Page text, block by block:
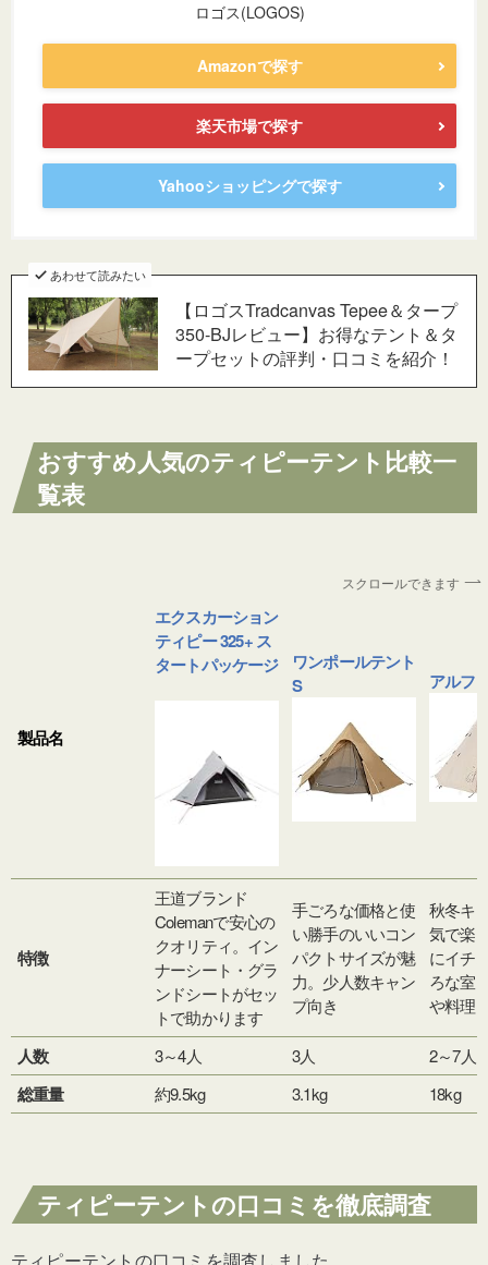
ロゴス(LOGOS)
Amazonで探す
楽天市場で探す
Yahooショッピングで探す
あわせて読みたい
【ロゴスTradcanvas Tepee＆タープ
350-BJレビュー】お得なテント＆タ
ープセットの評判・口コミを紹介！
おすすめ人気のティピーテント比較一
覧表
スクロールできます
製品名
エクスカーション
ティピー 325+ ス
タートパッケージ
ワンポールテント
S
アルフ
特徴
王道ブランド
Colemanで安心の
クオリティ。イン
ナーシート・グラ
ンドシートがセッ
トで助かります
手ごろな価格と使
い勝手のいいコン
パクトサイズが魅
力。少人数キャン
プ向き
秋冬キ
気で楽
にイチ
ろな室
や料理
人数 3～4人 3人 2～7人
総重量 約9.5kg 3.1kg 18kg
ティピーテントの口コミを徹底調査
ティピーテントの口コミを調査しました。